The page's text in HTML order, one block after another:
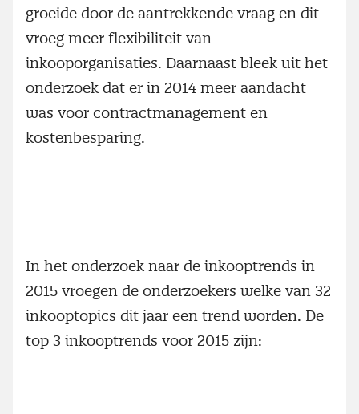
groeide door de aantrekkende vraag en dit
vroeg meer flexibiliteit van
inkooporganisaties. Daarnaast bleek uit het
onderzoek dat er in 2014 meer aandacht
was voor contractmanagement en
kostenbesparing.
In het onderzoek naar de inkooptrends in
2015 vroegen de onderzoekers welke van 32
inkooptopics dit jaar een trend worden. De
top 3 inkooptrends voor 2015 zijn: